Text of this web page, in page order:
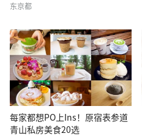
东京都
每家都想PO上Ins！原宿表参道
青山私房美食20选